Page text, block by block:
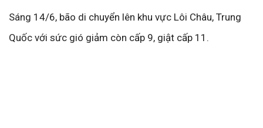
Sáng 14/6, bão di chuyển lên khu vực Lôi Châu, Trung
Quốc với sức gió giảm còn cấp 9, giật cấp 11.